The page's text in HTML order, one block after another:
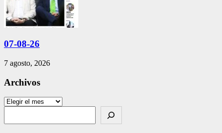
07-08-26
7 agosto, 2026
Archivos
Archivos